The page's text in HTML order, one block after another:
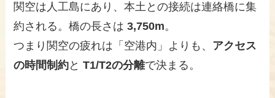
関空は人工島にあり、本土との接続は連絡橋に集
約される。橋の長さは3,750m。
つまり関空の疲れは「空港内」よりも、 アクセス
の時間制約とT1/T2の分離で決まる。